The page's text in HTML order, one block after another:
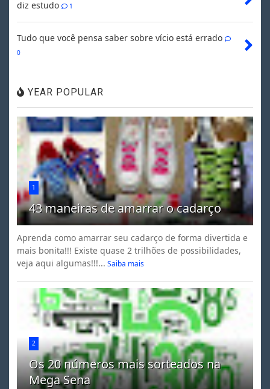
diz estudo
1
Tudo que você pensa saber sobre vício está errado
0
YEAR POPULAR
1
43 maneiras de amarrar o cadarço
Aprenda como amarrar seu cadarço de forma divertida e
mais bonita!!! Existe quase 2 trilhões de possibilidades,
veja aqui algumas!!!... Saiba mais
2
Os 20 números mais sorteados na
Mega Sena